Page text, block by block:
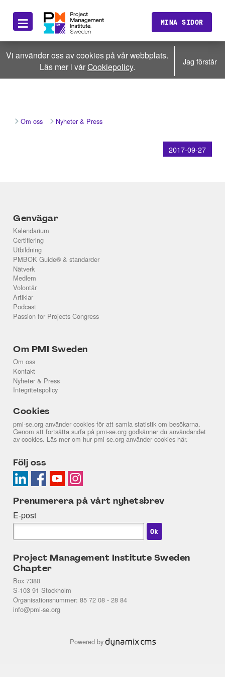
≡ MINA SIDOR
Vi använder oss av cookies på vår webbplats.
Läs mer i vårCookiepolicy. Jag förstår
Om oss Nyheter & Press
2017-09-27
Genvägar
Kalendarium
Certifiering
Utbildning
PMBOK Guide® & standarder
Nätverk
Medlem
Volontär
Artiklar
Podcast
Passion for Projects Congress
Om PMI Sweden
Om oss
Kontakt
Nyheter & Press
Integritetspolicy
Cookies
pmi-se.org använder cookies för att samla statistik om besökarna.
Genom att fortsätta surfa på pmi-se.org godkänner du användandet
av cookies. Läs mer om hur pmi-se.org använder cookies här.
Följ oss
Prenumerera på vårt nyhetsbrev
E-post
Project Management Institute Sweden
Chapter
Box 7380
S-103 91 Stockholm
Organisationsnummer: 85 72 08 - 28 84
info@pmi-se.org
Powered by